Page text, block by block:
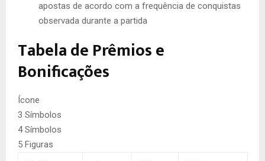
apostas de acordo com a frequência de conquistas
observada durante a partida
Tabela de Prêmios e
Bonificações
Ícone
3 Símbolos
4 Símbolos
5 Figuras